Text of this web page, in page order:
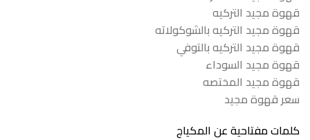
قهوة مجيد التركيه
قهوة مجيد التركيه بالشوكولاته
قهوة مجيد التركيه بالتوفي
قهوة مجيد السوداء
قهوة مجيد المختصه
سعر قهوة مجيد
كلمات مفتاحية عن المكياج